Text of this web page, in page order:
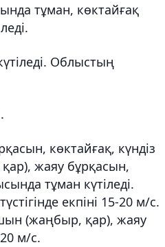
тұман, көктайғақ
Облыстың
көктайғақ, күндіз
жаяу бұрқасын,
тұман күтіледі.
екпіні 15-20 м/с.
(жаңбыр, қар), жаяу
м/с.